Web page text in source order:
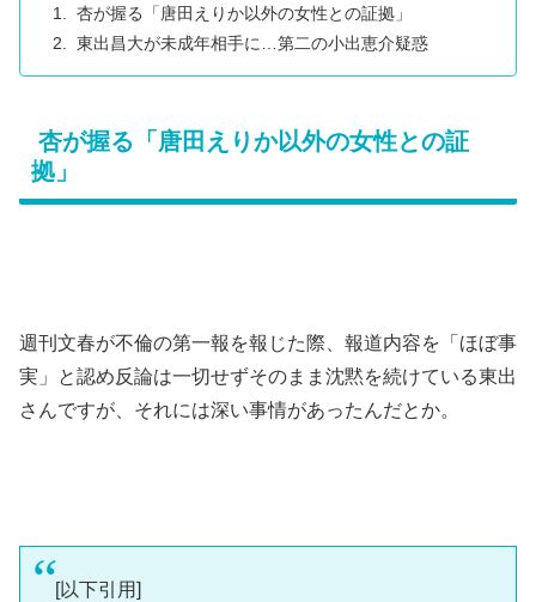
杏が握る「唐田えりか以外の女性との証拠」
東出昌大が未成年相手に…第二の小出恵介疑惑
杏が握る「唐田えりか以外の女性との証
拠」
週刊文春が不倫の第一報を報じた際、報道内容を「ほぼ事
実」と認め反論は一切せずそのまま沈黙を続けている東出
さんですが、それには深い事情があったんだとか。
[以下引用]